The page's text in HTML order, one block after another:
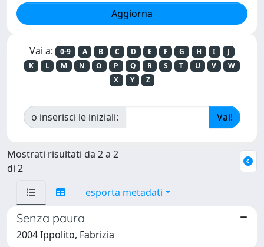
Vai a: 0-9 A B C D E F G H I
J
K
L M N O P Q R S T U V
W
X
Y Z
o inserisci le iniziali:
Mostrati risultati da 2 a 2
di 2
esporta metadati
Senza paura
2004 Ippolito, Fabrizia